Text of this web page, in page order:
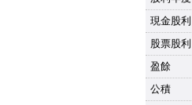
現金股利
股票股利
盈餘
公積